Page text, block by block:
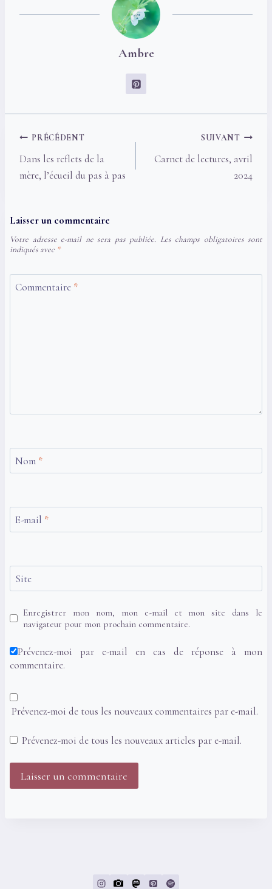
Ambre
Navigation
de
l’article
PRÉCÉDENT
Dans les reflets de la
mère, l’écueil du pas à pas
SUIVANT
Carnet de lectures, avril
2024
Laisser un commentaire
Votre adresse e-mail ne sera pas publiée. Les champs obligatoires sont
indiqués avec *
Commentaire *
Nom *
E-mail *
Site
Enregistrer mon nom, mon e-mail et mon site dans le
navigateur pour mon prochain commentaire.
Prévenez-moi par e-mail en cas de réponse à mon
commentaire.
Prévenez-moi de tous les nouveaux commentaires par e-mail.
Prévenez-moi de tous les nouveaux articles par e-mail.